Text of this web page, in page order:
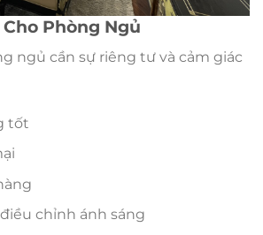
Phòng Ngủ
ngủ cần sự riêng tư và cảm giác
tốt
chỉnh ánh sáng